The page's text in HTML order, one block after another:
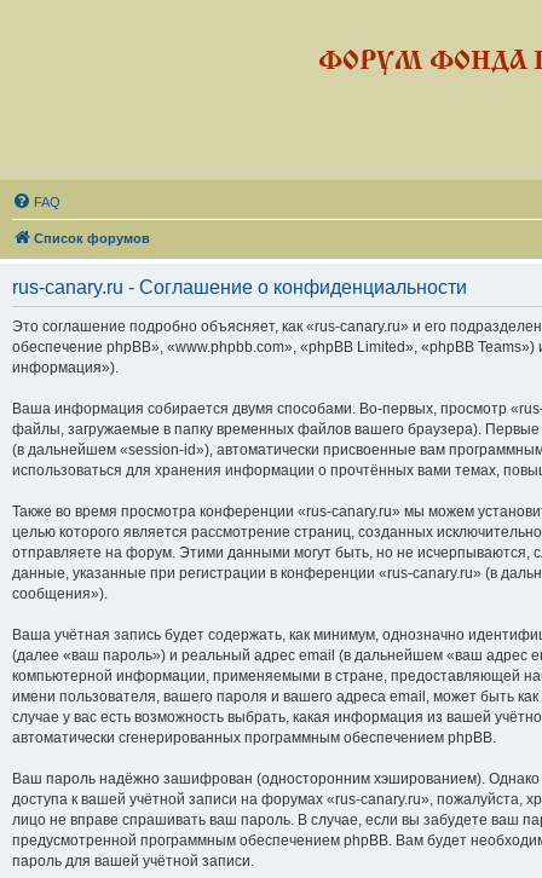
ФОРУМ ФОНДА
FAQ
Список форумов
rus-canary.ru - Соглашение о конфиденциальности
Это соглашение подробно объясняет, как «rus-canary.ru» и его
обеспечение phpBB», «www.phpbb.com», «phpBB Limited», «phpBB
информация»).
Ваша информация собирается двумя способами. Во-первых, просмотр
файлы, загружаемые в папку временных файлов вашего браузера).
(в дальнейшем «session-id»), автоматически присвоенные вам
использоваться для хранения информации о прочтённых вами темах,
Также во время просмотра конференции «rus-canary.ru» мы можем
целью которого является рассмотрение страниц, созданных
отправляете на форум. Этими данными могут быть, но не
данные, указанные при регистрации в конференции «rus-canary.ru» (в
сообщения»).
Ваша учётная запись будет содержать, как минимум, однозначно
(далее «ваш пароль») и реальный адрес email (в дальнейшем «ваш адрес
компьютерной информации, применяемыми в стране, предоставляющей
имени пользователя, вашего пароля и вашего адреса email, может быть
случае у вас есть возможность выбрать, какая информация из вашей
автоматически сгенерированных программным обеспечением phpBB.
Ваш пароль надёжно зашифрован (односторонним хэшированием). Однако
доступа к вашей учётной записи на форумах «rus-canary.ru», пожалуйста,
лицо не вправе спрашивать ваш пароль. В случае, если вы забудете ваш
предусмотренной программным обеспечением phpBB. Вам будет
пароль для вашей учётной записи.